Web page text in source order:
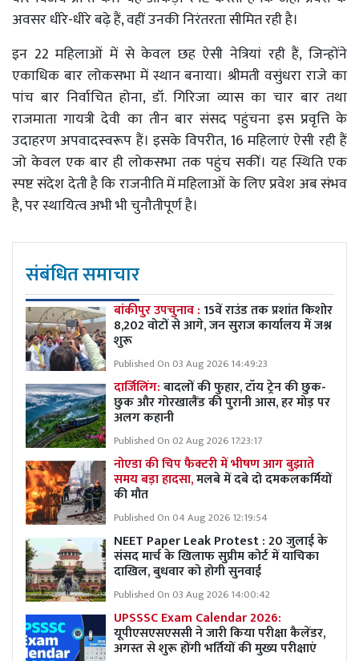
अवसर धीरे-धीरे बढ़े हैं, वहीं उनकी निरंतरता सीमित रही है।
इन 22 महिलाओं में से केवल छह ऐसी नेत्रियां रही हैं, जिन्होंने
एकाधिक बार लोकसभा में स्थान बनाया। श्रीमती वसुंधरा राजे का
पांच बार निर्वाचित होना, डॉ. गिरिजा व्यास का चार बार तथा
राजमाता गायत्री देवी का तीन बार संसद पहुंचना इस प्रवृत्ति के
उदाहरण अपवादस्वरूप हैं। इसके विपरीत, 16 महिलाएं ऐसी रही हैं
जो केवल एक बार ही लोकसभा तक पहुंच सकीं। यह स्थिति एक
स्पष्ट संदेश देती है कि राजनीति में महिलाओं के लिए प्रवेश अब संभव
है, पर स्थायित्व अभी भी चुनौतीपूर्ण है।
संबंधित समाचार
बांकीपुर उपचुनाव :15वें राउंड तक प्रशांत किशोर
8,202 वोटों से आगे, जन सुराज कार्यालय में जश्न
शुरू
Published On 03 Aug 2026 14:49:23
दार्जिलिंग:बादलों की फुहार, टॉय ट्रेन की छुक-
छुक और गोरखालैंड की पुरानी आस, हर मोड़ पर
अलग कहानी
Published On 02 Aug 2026 17:23:17
नोएडा की चिप फैक्टरी में भीषण आग बुझाते
समय बड़ा हादसा,मलबे में दबे दो दमकलकर्मियों
की मौत
Published On 04 Aug 2026 12:19:54
NEET Paper Leak Protest : 20 जुलाई के
संसद मार्च के खिलाफ सुप्रीम कोर्ट में याचिका
दाखिल, बुधवार को होगी सुनवाई
Published On 03 Aug 2026 14:00:42
UPSSSC Exam Calendar 2026:
यूपीएसएसएससी ने जारी किया परीक्षा कैलेंडर,
अगस्त से शुरू होंगी भर्तियों की मुख्य परीक्षाएं